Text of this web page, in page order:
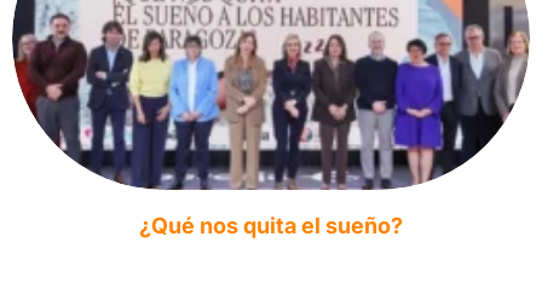
¿Qué nos quita el sueño?